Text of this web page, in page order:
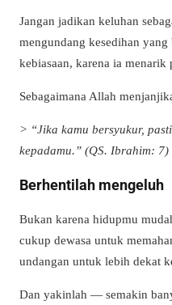
Jangan jadikan keluhan
mengundang kesedihan
kebiasaan, karena ia
Sebagaimana Allah
> “Jika kamu bersyukur,
kepadamu.” (QS. Ibrahim: 7)
Berhentilah mengeluh
Bukan karena hidupmu
cukup dewasa untuk
undangan untuk lebih dekat
Dan yakinlah — semakin